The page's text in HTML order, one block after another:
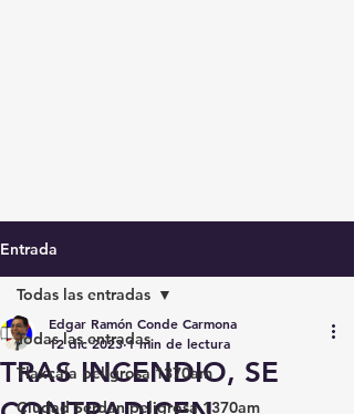
Entrada
Todas las entradas
Tlaxcala peligrosa 1370am
Ciudad Serdán peligrosa 1370am
Todas las entradas
TRAS INCENDIO, SE
Edgar Ramón Conde Carmona
12 dic 2023 1 min de lectura